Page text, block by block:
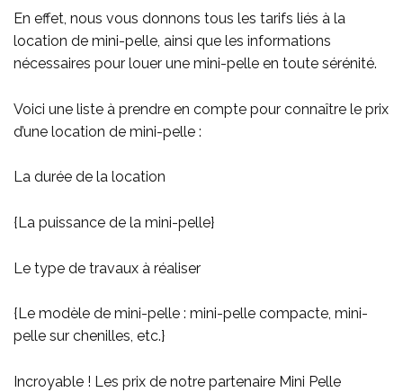
En effet, nous vous donnons tous les tarifs liés à la
location de mini-pelle, ainsi que les informations
nécessaires pour louer une mini-pelle en toute sérénité.
Voici une liste à prendre en compte pour connaître le prix
d’une location de mini-pelle :
La durée de la location
{La puissance de la mini-pelle}
Le type de travaux à réaliser
{Le modèle de mini-pelle : mini-pelle compacte, mini-
pelle sur chenilles, etc.}
Incroyable ! Les prix de notre partenaire Mini Pelle